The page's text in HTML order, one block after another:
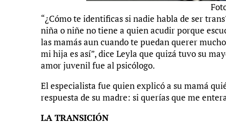
“¿Cómo te identificas si nadie habla de ser
niña o niñe no tiene a quien acudir porque
las mamás aun cuando te puedan querer
mi hija es así”, dice Leyla que quizá tuvo su
amor juvenil fue al psicólogo.
El especialista fue quien explicó a su mamá
respuesta de su madre: si querías que me
LA TRANSICIÓN